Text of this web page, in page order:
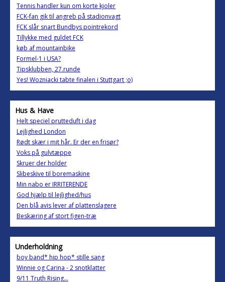
Tennis handler kun om korte kjoler
FCK-fan gik til angreb på stadionvagt
FCK slår snart Bundbys pointrekord
Tillykke med guldet FCK
køb af mountainbike
Formel-1 i USA?
Tipsklubben, 27.runde
Yes! Wozniacki tabte finalen i Stuttgart ;o)
Hus & Have
Helt speciel prutteduft i dag
Lejlighed London
Rødt skær i mit hår. Er der en frisør?
Voks på gulvtæppe
Skruer der holder
Slibeskive til boremaskine
Min nabo er IRRITERENDE
God hjælp til lejlighed/hus
Den blå avis lever af plattenslagere
Beskæring af stort figen-træ
Underholdning
boy band* hip hop* stille sang
Winnie og Carina - 2 snotklatter
9/11 Truth Rising...